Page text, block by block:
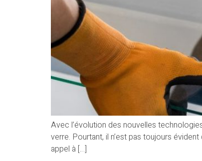
Avec l’évolution des nouvelles
verre. Pourtant, il n’est pas toujours
appel à […]